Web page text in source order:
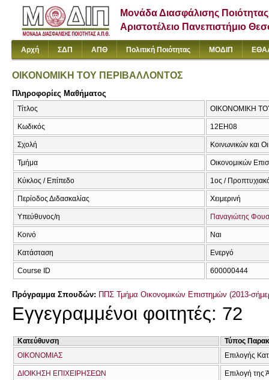
Μονάδα Διασφάλισης Ποιότητας
Αριστοτέλειο Πανεπιστήμιο
Αρχή ΣΔΠ ΑΠΘ Πολιτική Ποιότητας ΜΟΔΙΠ
ΟΙΚΟΝΟΜΙΚΗ ΤΟΥ ΠΕΡΙΒΑΛΛΟΝΤΟΣ
Πληροφορίες Μαθήματος
Τίτλος ΟΙΚΟΝΟΜΙΚΗ
Κωδικός 12ΕΗ08
Σχολή Κοινωνικών και
Τμήμα Οικονομικών
Κύκλος / Επίπεδο 1ος /
Περίοδος Διδασκαλίας Χειμερινή
Υπεύθυνος/η Παναγιώτης
Κοινό Ναι
Κατάσταση Ενεργό
Course ID 600000444
Πρόγραμμα Σπουδών: ΠΠΣ Τμήμα Οικονομικών Επιστημών (2013-
Εγγεγραμμένοι φοιτητές: 72
Κατεύθυνση
Τύπος
ΟΙΚΟΝΟΜΙΑΣ
Επιλογής
ΔΙΟΙΚΗΣΗ ΕΠΙΧΕΙΡΗΣΕΩΝ Επιλογή της